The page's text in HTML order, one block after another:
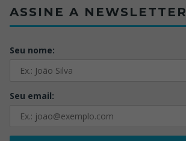
ASSINE A NEWSLETTER
Seu nome:
Seu email: